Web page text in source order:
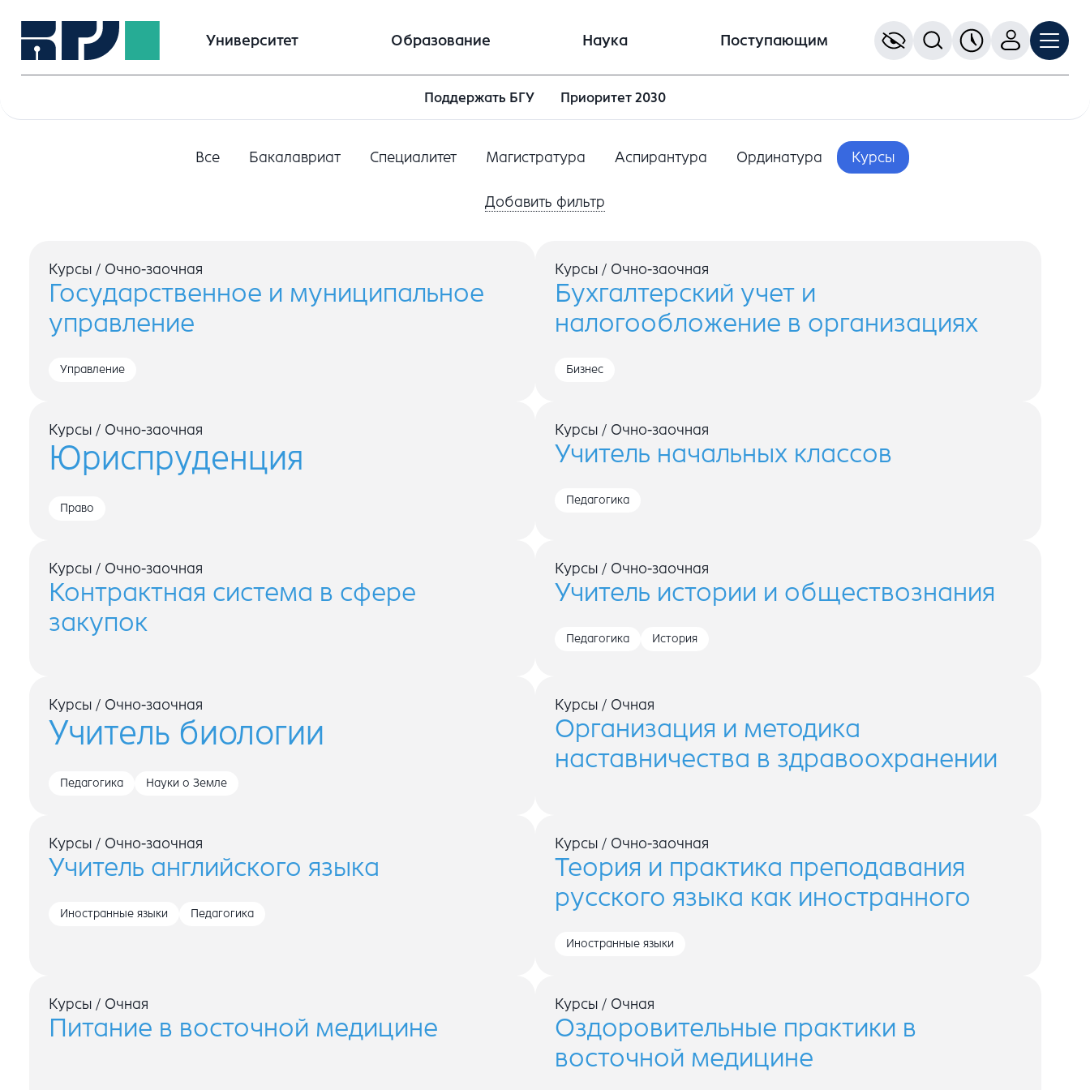
Университет Образование Наука Поступающим
Поддержать БГУ Приоритет 2030
Все Бакалавриат Специалитет Магистратура Аспирантура Ординатура Курсы
Добавить фильтр
Курсы / Очно-заочная
Государственное и муниципальное
управление
Управление
Курсы / Очно-заочная
Бухгалтерский учет и
налогообложение в организациях
Бизнес
Курсы / Очно-заочная
Юриспруденция
Право
Курсы / Очно-заочная
Учитель начальных классов
Педагогика
Курсы / Очно-заочная
Контрактная система в сфере
закупок
Курсы / Очно-заочная
Учитель истории и обществознания
Педагогика История
Курсы / Очно-заочная
Учитель биологии
Педагогика Науки о Земле
Курсы / Очная
Организация и методика
наставничества в здравоохранении
Курсы / Очно-заочная
Учитель английского языка
Иностранные языки Педагогика
Курсы / Очно-заочная
Теория и практика преподавания
русского языка как иностранного
Иностранные языки
Курсы / Очная
Питание в восточной медицине
Курсы / Очная
Оздоровительные практики в
восточной медицине